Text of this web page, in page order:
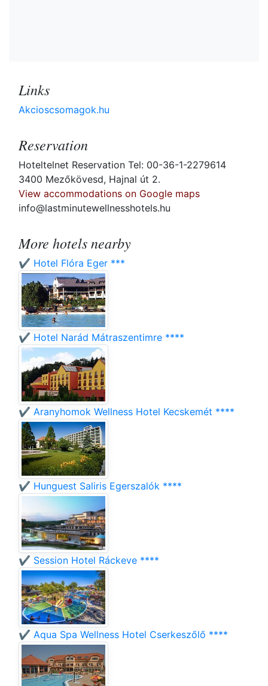
Links
Akcioscsomagok.hu
Reservation
Hoteltelnet Reservation Tel: 00-36-1-2279614
3400 Mezőkövesd, Hajnal út 2.
View accommodations on Google maps
info@lastminutewellnesshotels.hu
More hotels nearby
✔️ Hotel Flóra Eger ***
✔️ Hotel Narád Mátraszentimre ****
✔️ Aranyhomok Wellness Hotel Kecskemét ****
✔️ Hunguest Saliris Egerszalók ****
✔️ Session Hotel Ráckeve ****
✔️ Aqua Spa Wellness Hotel Cserkeszőlő ****